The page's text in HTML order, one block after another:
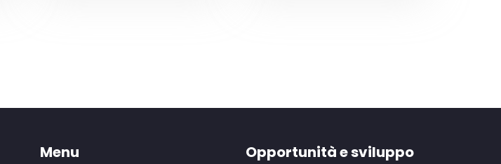
Menu Opportunità e sviluppo